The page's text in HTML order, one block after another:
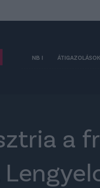
NB I ÁTIGAZOLÁSOK
a